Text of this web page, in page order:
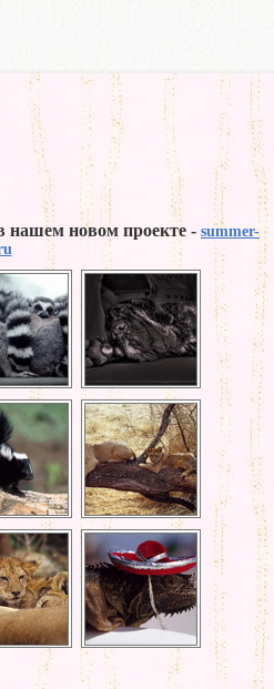
нашем новом проекте - summer-